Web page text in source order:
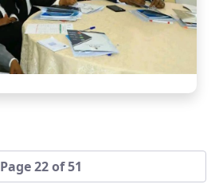
Page 22 of 51